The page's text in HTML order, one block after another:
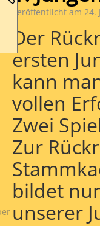
Veröffentlicht am 24.
Der
ersten
kann
vollen
Zwei
Zur
bildet
unserer